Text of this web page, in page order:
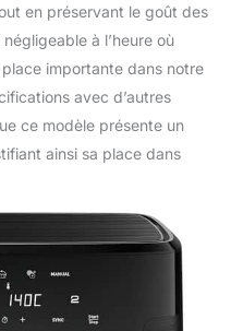
en préservant le goût des
à l’heure où
importante dans notre
avec d’autres
ce modèle présente un
ainsi sa place dans